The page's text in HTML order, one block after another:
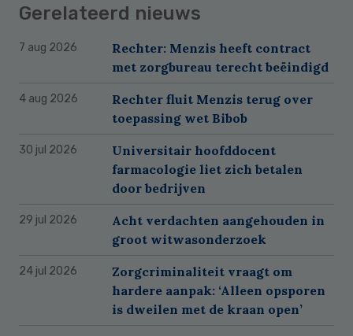
Gerelateerd nieuws
7 aug 2026
Rechter: Menzis heeft contract
met zorgbureau terecht beëindigd
4 aug 2026
Rechter fluit Menzis terug over
toepassing wet Bibob
30 jul 2026
Universitair hoofddocent
farmacologie liet zich betalen
door bedrijven
29 jul 2026
Acht verdachten aangehouden in
groot witwasonderzoek
24 jul 2026
Zorgcriminaliteit vraagt om
hardere aanpak: ‘Alleen opsporen
is dweilen met de kraan open’